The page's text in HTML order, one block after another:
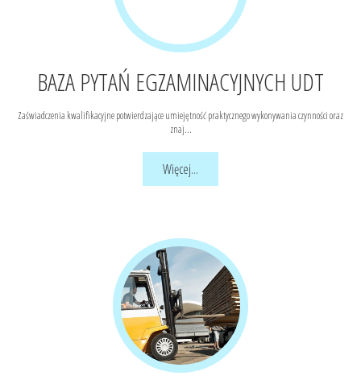
BAZA PYTAŃ EGZAMINACYJNYCH UDT
Zaświadczenia kwalifikacyjne potwierdzające umiejętność praktycznego wykonywania czynności oraz
znaj...
Więcej...